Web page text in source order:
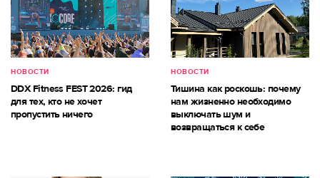
НОВОСТИ
DDX Fitness FEST 2026: гид
для тех, кто не хочет
пропустить ничего
НОВОСТИ
Тишина как роскошь: почему
нам жизненно необходимо
выключать шум и
возвращаться к себе